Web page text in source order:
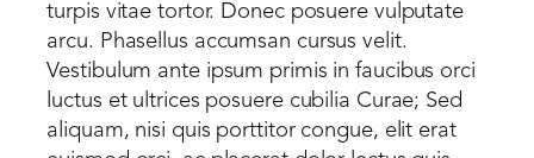
turpis vitae tortor. Donec posuere vulputate
arcu. Phasellus accumsan cursus velit.
Vestibulum ante ipsum primis in faucibus orci
luctus et ultrices posuere cubilia Curae; Sed
aliquam, nisi quis porttitor congue, elit erat